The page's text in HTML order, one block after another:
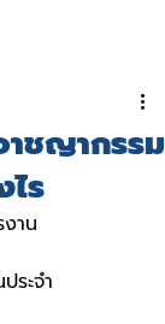
าชญากรรม
ร
าน
ระจำ